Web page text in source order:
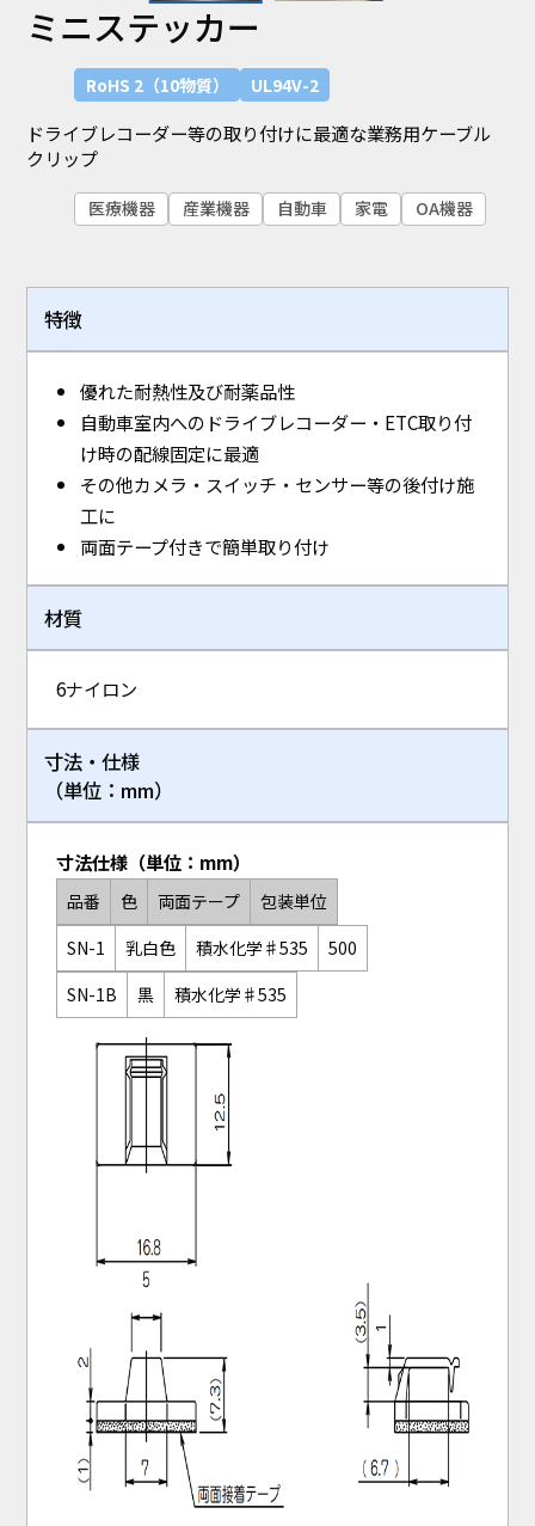
ミニステッカー
RoHS 2（10物質） UL94V-2
ドライブレコーダー等の取り付けに最適な業務用ケーブル
クリップ
医療機器 産業機器 自動車 家電 OA機器
特徴
優れた耐熱性及び耐薬品性
自動車室内へのドライブレコーダー・ETC取り付
け時の配線固定に最適
その他カメラ・スイッチ・センサー等の後付け施
工に
両面テープ付きで簡単取り付け
材質
6ナイロン
寸法・仕様
（単位：mm）
寸法仕様（単位：mm）
品番 色 両面テープ
包装単位
SN-1
乳白色 積水化学♯535
500
SN-1B
黒 積水化学♯535